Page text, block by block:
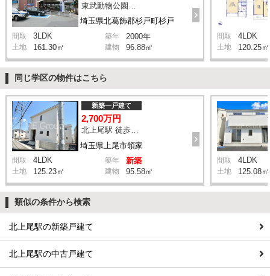
埼玉県北葛飾郡杉戸町杉戸
間取 3LDK 築年 2000年
土地 161.30㎡ 建物 96.88㎡
間取 4LDK
土地 120.25㎡
同じ学区の物件はこちら
埼玉県上尾市領家
新築一戸建て
2,700万円
北上尾駅 徒歩42分
間取 4LDK 築年 新築
土地 125.23㎡ 建物 95.58㎡
間取 4LDK
土地 125.08㎡
類似の条件から検索
北上尾駅の新築戸建て
北上尾駅の中古戸建て